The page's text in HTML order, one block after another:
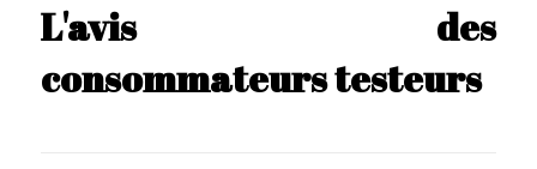
L'avis des
consommateurs testeurs